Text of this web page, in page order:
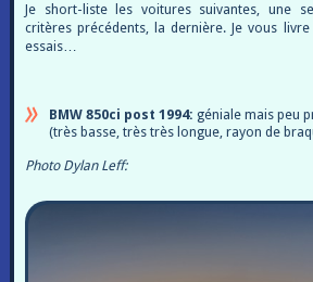
Je short-liste les voitures suivantes, une
critères précédents, la dernière. Je vous
essais…
BMW 850ci post 1994: géniale mais peu
(très basse, très très longue, rayon de
Photo Dylan Leff: